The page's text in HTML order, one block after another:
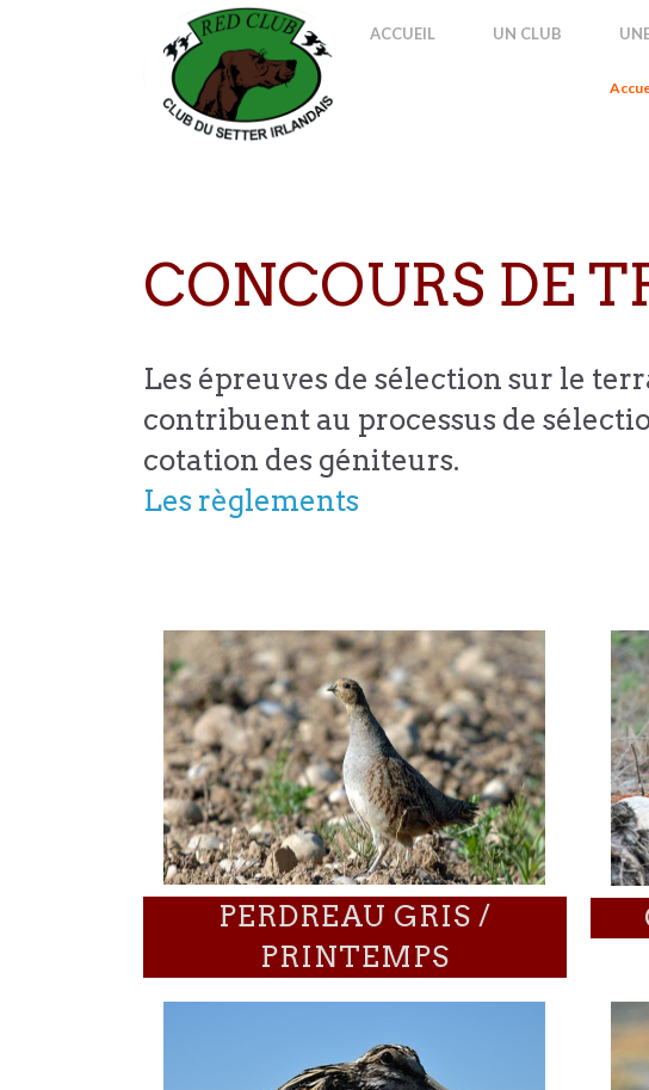
ACCUEIL UN CLUB
CONCOURS DE
Les épreuves de sélection sur le
contribuent au processus de
cotation des géniteurs.
Les règlements
PERDREAU GRIS /
PRINTEMPS